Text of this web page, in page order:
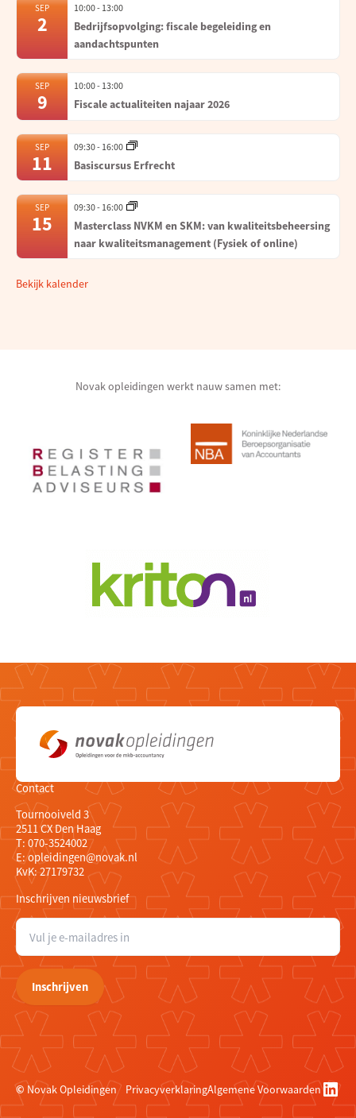
SEP
2
10:00- 13:00
Bedrijfsopvolging: fiscale begeleiding en
aandachtspunten
SEP
9
10:00- 13:00
Fiscale actualiteiten najaar 2026
SEP
11
09:30- 16:00
Basiscursus Erfrecht
SEP
15
09:30- 16:00
Masterclass NVKM en SKM: van kwaliteitsbeheersing
naar kwaliteitsmanagement (Fysiek of online)
Bekijk kalender
Novak opleidingen werkt nauw samen met:
Contact
Tournooiveld 3
2511 CX Den Haag
T: 070-3524002
E:opleidingen@novak.nl
KvK: 27179732
Inschrijven nieuwsbrief
E
m
i
l
a
d
r
e
s
Inschrijven
© Novak Opleidingen PrivacyverklaringAlgemene Voorwaarden